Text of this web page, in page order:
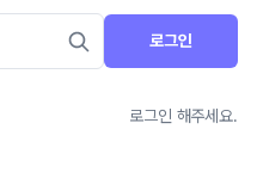
로그인
로그인 해주세요.